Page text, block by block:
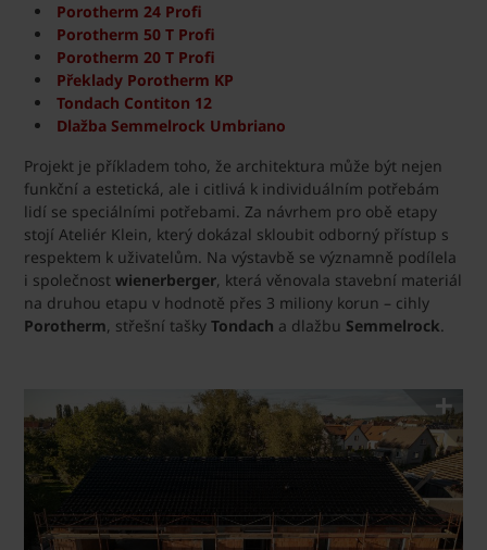
Porotherm 24 Profi
Porotherm 50 T Profi
Porotherm 20 T Profi
Překlady Porotherm KP
Tondach Contiton 12
Dlažba Semmelrock Umbriano
Projekt je příkladem toho, že architektura může být nejen
funkční a estetická, ale i citlivá k individuálním potřebám
lidí se speciálními potřebami. Za návrhem pro obě etapy
stojí Ateliér Klein, který dokázal skloubit odborný přístup s
respektem k uživatelům. Na výstavbě se významně podílela
i společnost wienerberger, která věnovala stavební materiál
na druhou etapu v hodnotě přes 3 miliony korun – cihly
Porotherm, střešní tašky Tondach a dlažbu Semmelrock.